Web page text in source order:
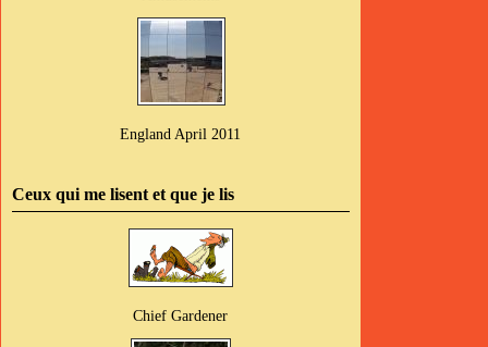
England April 2011
Ceux qui me lisent et que je lis
Chief Gardener